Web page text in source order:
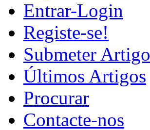
Entrar-Login
Registe-se!
Submeter Artigo
Últimos Artigos
Procurar
Contacte-nos